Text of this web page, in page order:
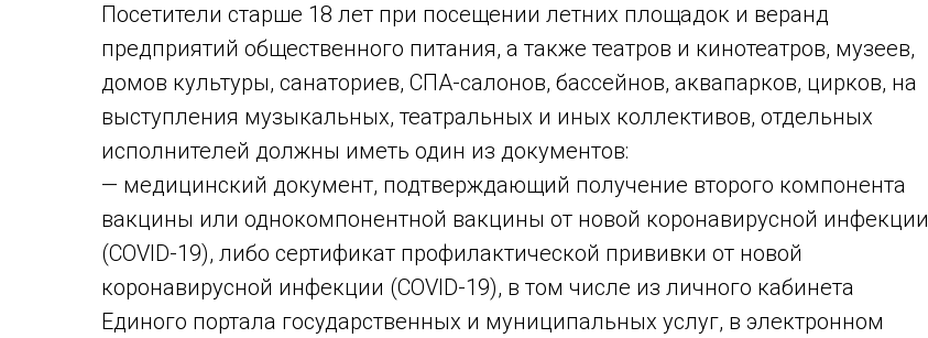
Посетители старше 18 лет при посещении летних площадок и веранд
предприятий общественного питания, а также театров и кинотеатров, музеев,
домов культуры, санаториев, СПА-салонов, бассейнов, аквапарков, цирков, на
выступления музыкальных, театральных и иных коллективов, отдельных
исполнителей должны иметь один из документов:
— медицинский документ, подтверждающий получение второго компонента
вакцины или однокомпонентной вакцины от новой коронавирусной инфекции
(COVID-19), либо сертификат профилактической прививки от новой
коронавирусной инфекции (COVID-19), в том числе из личного кабинета
Единого портала государственных и муниципальных услуг, в электронном